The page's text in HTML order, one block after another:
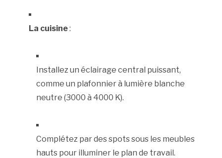
La cuisine:
Installez un éclairage central puissant,
comme un plafonnier à lumière blanche
neutre (3000 à 4000 K).
Complétez par des spots sous les meubles
hauts pour illuminer le plan de travail.